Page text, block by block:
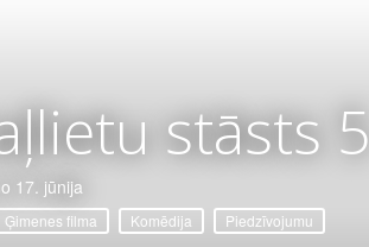
stāsts 5
17. jūnija
Ģimenes filma Komēdija Piedzīvojumu